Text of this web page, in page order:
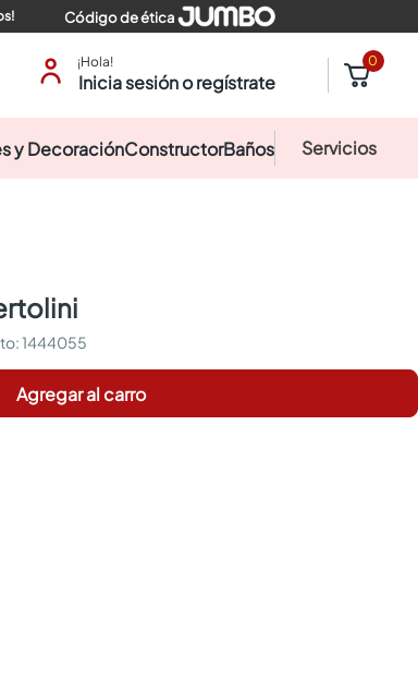
Código de ética
¡Hola!
Inicia sesión o regístrate
0
y DecoraciónConstructorBaños Servicios
:1444055
Agregar al carro